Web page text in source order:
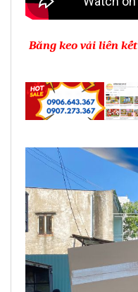
Băng keo vải liên